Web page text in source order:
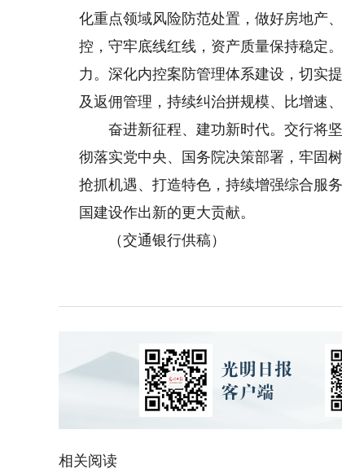
化重点领域风险防范处置，做好房地产
控，守牢底线红线，资产质量保持稳定
力。深化内控案防管理体系建设，切实
及返佣管理，持续纠治拼规模、比增速
奋进新征程、建功新时代。交行将坚
彻落实党中央、国务院决策部署，牢固
抢抓机遇、打造特色，持续增强综合服
国建设作出新的更大贡献。
（交通银行供稿）
相关阅读